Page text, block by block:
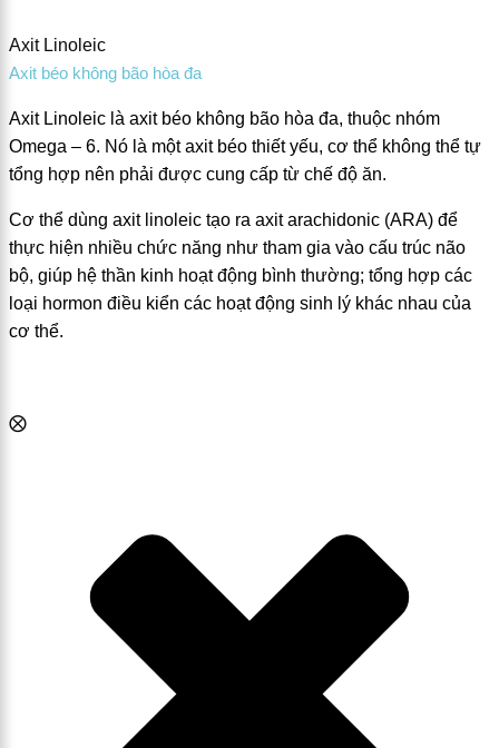
Axit Linoleic
Axit béo không bão hòa đa
Axit Linoleic là axit béo không bão hòa đa, thuộc nhóm
Omega – 6. Nó là một axit béo thiết yếu, cơ thể không thể tự
tổng hợp nên phải được cung cấp từ chế độ ăn.
Cơ thể dùng axit linoleic tạo ra axit arachidonic (ARA) để
thực hiện nhiều chức năng như tham gia vào cấu trúc não
bộ, giúp hệ thần kinh hoạt động bình thường; tổng hợp các
loại hormon điều kiển các hoạt động sinh lý khác nhau của
cơ thể.
⨂